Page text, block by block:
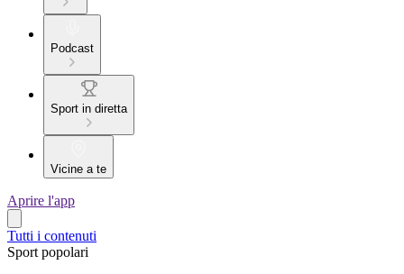
Podcast
Sport in diretta
Vicine a te
Aprire l'app
Tutti i contenuti
Sport popolari